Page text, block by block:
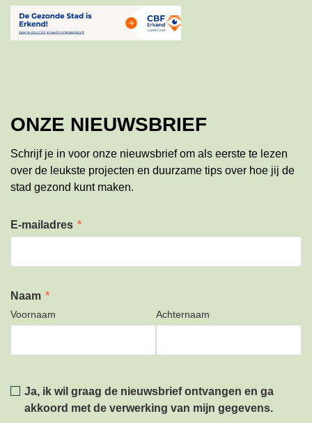
ONZE NIEUWSBRIEF
Schrijf je in voor onze nieuwsbrief om als eerste te lezen
over de leukste projecten en duurzame tips over hoe jij de
stad gezond kunt maken.
E-mailadres *
Naam *
Voornaam Achternaam
Privacy
Ja, ik wil graag de nieuwsbrief ontvangen en ga
akkoord met de verwerking van mijn gegevens.